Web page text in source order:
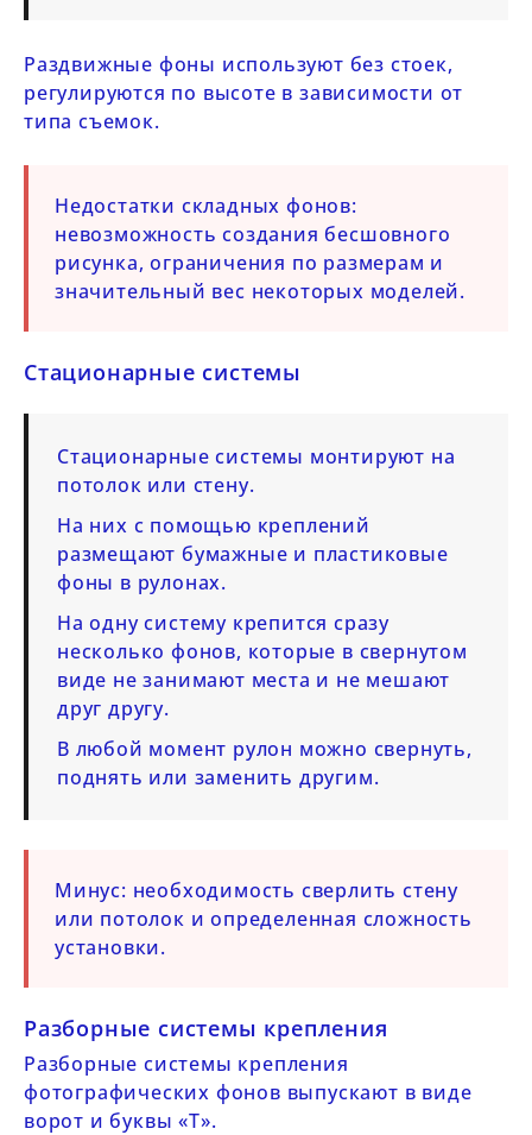
Раздвижные фоны используют без стоек,
регулируются по высоте в зависимости от
типа съемок.
Недостатки складных фонов:
невозможность создания бесшовного
рисунка, ограничения по размерам и
значительный вес некоторых моделей.
Стационарные системы
Стационарные системы монтируют на
потолок или стену.
На них с помощью креплений
размещают бумажные и пластиковые
фоны в рулонах.
На одну систему крепится сразу
несколько фонов, которые в свернутом
виде не занимают места и не мешают
друг другу.
В любой момент рулон можно свернуть,
поднять или заменить другим.
Минус: необходимость сверлить стену
или потолок и определенная сложность
установки.
Разборные системы крепления
Разборные системы крепления
фотографических фонов выпускают в виде
ворот и буквы «Т».